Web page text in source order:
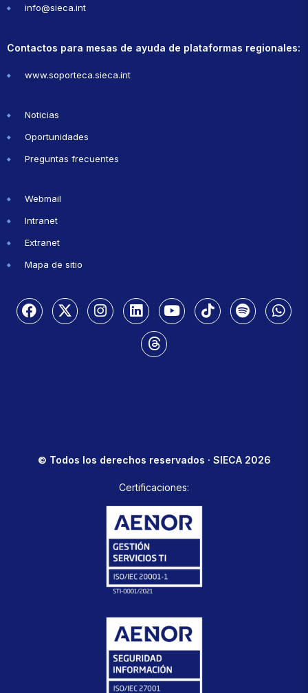
info@sieca.int
Contactos para mesas de ayuda de plataformas regionales:
www.soporteca.sieca.int
Noticias
Oportunidades
Preguntas frecuentes
Webmail
Intranet
Extranet
Mapa de sitio
© Todos los derechos reservados · SIECA 2026
Certificaciones: